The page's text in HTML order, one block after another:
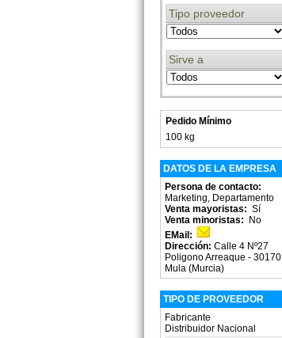
Tipo proveedor
Sirve a
Pedido Mínimo
100 kg
DATOS DE LA EMPRESA
Persona de contacto:
Marketing, Departamento
Venta mayoristas: Sí
Venta minoristas: No
EMail:
Dirección: Calle 4 Nº27
Poligono Arreaque - 30170
Mula (Murcia)
TIPO DE PROVEEDOR
Fabricante
Distribuidor Nacional